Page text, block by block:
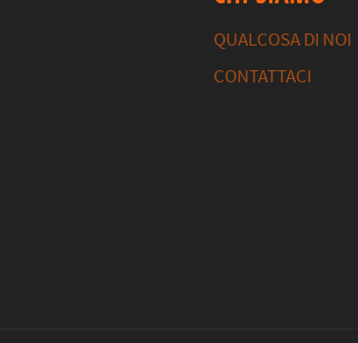
QUALCOSA DI NOI
CONTATTACI